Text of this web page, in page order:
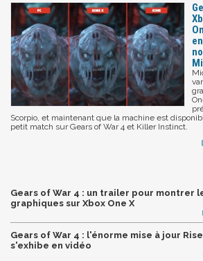
Scorpio, et maintenant que la machine est
petit match sur Gears of War 4 et Killer Instinct.
Gears of War 4 : un trailer pour montrer
graphiques sur Xbox One X
Gears of War 4 : l'énorme mise à jour
s'exhibe en vidéo